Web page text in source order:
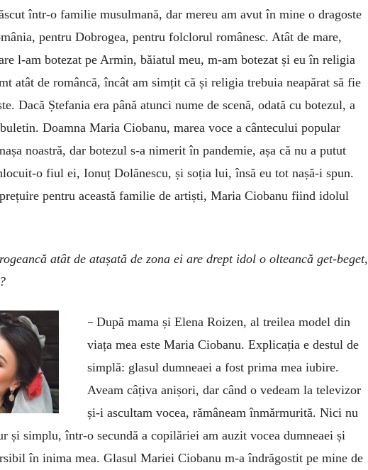
într-o familie musulmană, dar mereu am avut în mine o dragoste
pentru Dobrogea, pentru folclorul românesc. Atât de mare,
l-am botezat pe Armin, băiatul meu, m-am botezat și eu în religia
atât de româncă, încât am simțit că și religia trebuia neapărat să fie
Dacă Ștefania era până atunci nume de scenă, odată cu botezul, a
Doamna Maria Ciobanu, marea voce a cântecului popular
noastră, dar botezul s-a nimerit în pandemie, așa că nu a putut
o fiul ei, Ionuț Dolănescu, și soția lui, însă eu tot nașă-i spun.
pentru această familie de artiști, Maria Ciobanu fiind idolul
atât de atașată de zona ei are drept idol o olteancă get-beget,
– După mama și Elena Roizen, al treilea model din
viața mea este Maria Ciobanu. Explicația e destul de
simplă: glasul dumneaei a fost prima mea iubire.
Aveam câțiva anișori, dar când o vedeam la televizor
și-i ascultam vocea, rămâneam înmărmurită. Nici nu
și simplu, într-o secundă a copilăriei am auzit vocea dumneaei și
în inima mea. Glasul Mariei Ciobanu m-a îndrăgostit pe mine de